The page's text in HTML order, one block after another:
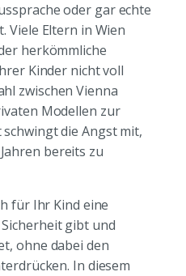
oder gar echte
Viele Eltern in Wien
herkömmliche
Kinder nicht voll
zwischen Vienna
Modellen zur
die Angst mit,
bereits zu
für Ihr Kind eine
gibt und
ohne dabei den
In diesem